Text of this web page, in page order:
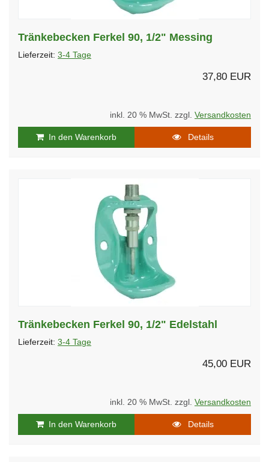
Tränkebecken Ferkel 90, 1/2" Messing
Lieferzeit: 3-4 Tage
37,80 EUR
inkl. 20 % MwSt. zzgl. Versandkosten
In den Warenkorb Details
Tränkebecken Ferkel 90, 1/2" Edelstahl
Lieferzeit: 3-4 Tage
45,00 EUR
inkl. 20 % MwSt. zzgl. Versandkosten
In den Warenkorb Details